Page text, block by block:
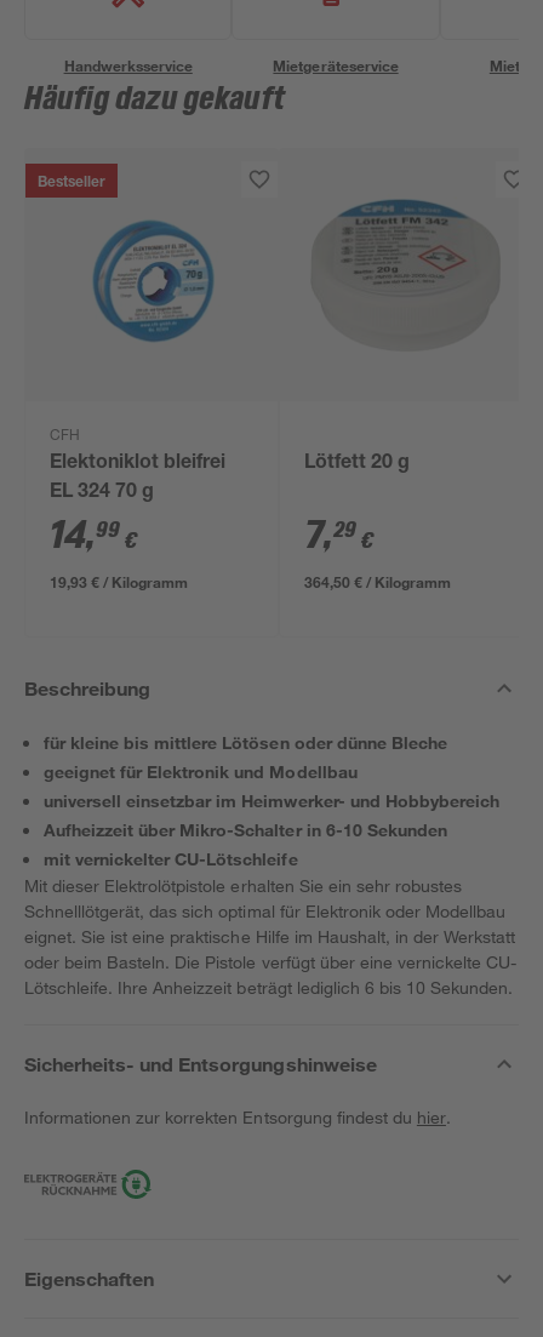
Handwerksservice Mietgeräteservice
Häufig dazu gekauft
Bestseller
CFH
Elektoniklot bleifrei
EL 324 70 g
14,99 €
19,93 € / Kilogramm
Lötfett 20 g
7,29 €
364,50 € / Kilogramm
Beschreibung
für kleine bis mittlere Lötösen oder dünne Bleche
geeignet für Elektronik und Modellbau
universell einsetzbar im Heimwerker- und Hobbybereich
Aufheizzeit über Mikro-Schalter in 6-10 Sekunden
mit vernickelter CU-Lötschleife
Mit dieser Elektrolötpistole erhalten Sie ein sehr robustes
Schnelllötgerät, das sich optimal für Elektronik oder Modellbau
eignet. Sie ist eine praktische Hilfe im Haushalt, in der Werkstatt
oder beim Basteln. Die Pistole verfügt über eine vernickelte CU-
Lötschleife. Ihre Anheizzeit beträgt lediglich 6 bis 10 Sekunden.
Sicherheits- und Entsorgungshinweise
Informationen zur korrekten Entsorgung findest du hier.
Eigenschaften